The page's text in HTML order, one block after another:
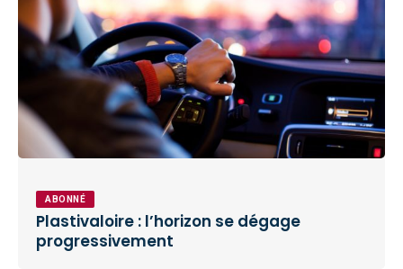
ABONNÉ
Plastivaloire : l’horizon se dégage
progressivement